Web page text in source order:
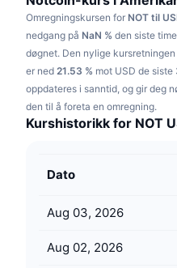
Idrett
Finans
Teknologi
RSI
MACD
Derivater
Videoer
Ordbok
Kampanjer
Lær og tjen
Omregningskursen for NOT til
nedgang på NaN % den siste
døgnet. Den nylige
er ned 21.53 % mot USD de
oppdateres i sanntid, og gir deg
den til å foreta en omregning.
Kurshistorikk for NOT
Dato
Aug 03, 2026
Aug 02, 2026